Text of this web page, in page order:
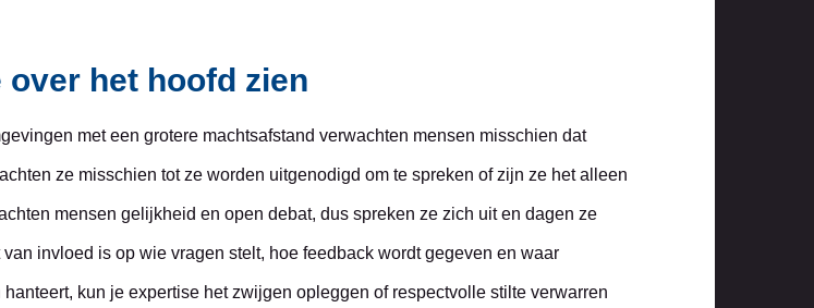
het hoofd zien
met een grotere machtsafstand verwachten mensen misschien dat
ze misschien tot ze worden uitgenodigd om te spreken of zijn ze het alleen
mensen gelijkheid en open debat, dus spreken ze zich uit en dagen ze
invloed is op wie vragen stelt, hoe feedback wordt gegeven en waar
kun je expertise het zwijgen opleggen of respectvolle stilte verwarren